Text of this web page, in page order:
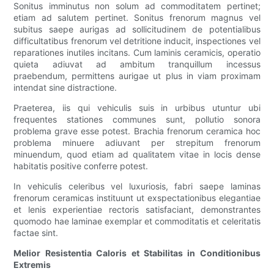
Sonitus imminutus non solum ad commoditatem pertinet;
etiam ad salutem pertinet. Sonitus frenorum magnus vel
subitus saepe aurigas ad sollicitudinem de potentialibus
difficultatibus frenorum vel detritione inducit, inspectiones vel
reparationes inutiles incitans. Cum laminis ceramicis, operatio
quieta adiuvat ad ambitum tranquillum incessus
praebendum, permittens aurigae ut plus in viam proximam
intendat sine distractione.
Praeterea, iis qui vehiculis suis in urbibus utuntur ubi
frequentes stationes communes sunt, pollutio sonora
problema grave esse potest. Brachia frenorum ceramica hoc
problema minuere adiuvant per strepitum frenorum
minuendum, quod etiam ad qualitatem vitae in locis dense
habitatis positive conferre potest.
In vehiculis celeribus vel luxuriosis, fabri saepe laminas
frenorum ceramicas instituunt ut exspectationibus elegantiae
et lenis experientiae rectoris satisfaciant, demonstrantes
quomodo hae laminae exemplar et commoditatis et celeritatis
factae sint.
Melior Resistentia Caloris et Stabilitas in Conditionibus
Extremis